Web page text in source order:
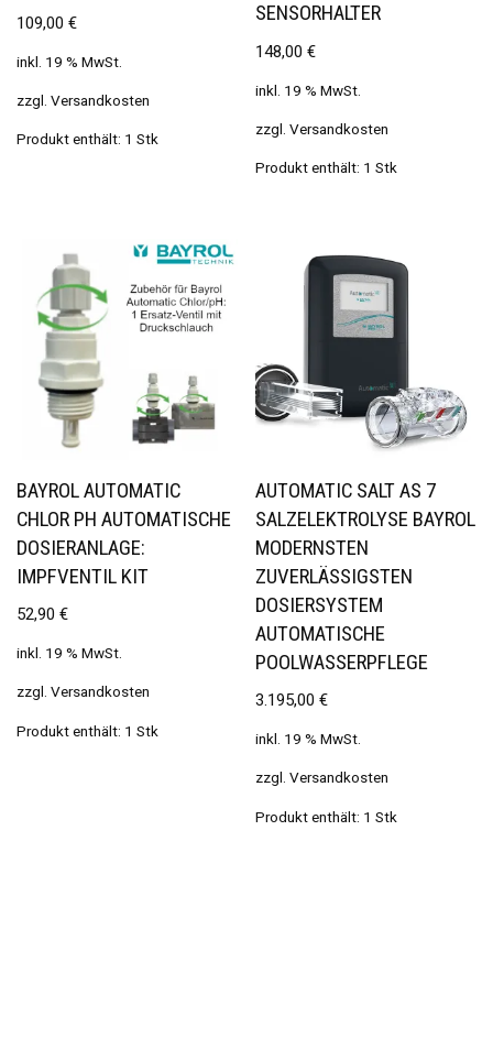
109,00 €
inkl. 19 % MwSt.
zzgl. Versandkosten
Produkt enthält: 1 Stk
SENSORHALTER
148,00€
inkl. 19 % MwSt.
zzgl.Versandkosten
Produkt enthält: 1Stk
BAYROL AUTOMATIC
CHLOR PH AUTOMATISCHE
DOSIERANLAGE:
IMPFVENTIL KIT
52,90 €
inkl. 19 % MwSt.
zzgl. Versandkosten
Produkt enthält: 1 Stk
AUTOMATIC SALT AS 7
SALZELEKTROLYSE BAYROL
MODERNSTEN
ZUVERLÄSSIGSTEN
DOSIERSYSTEM
AUTOMATISCHE
POOLWASSERPFLEGE
3.195,00€
inkl. 19 % MwSt.
zzgl.Versandkosten
Produkt enthält: 1Stk